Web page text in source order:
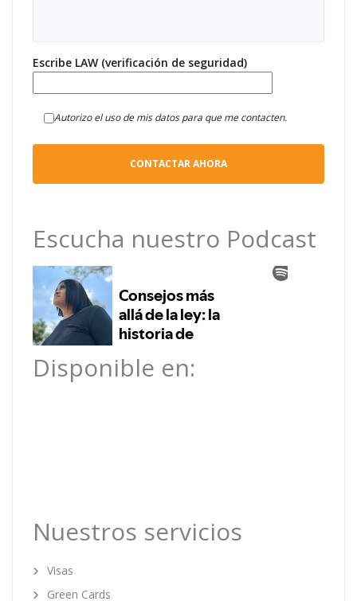
Escribe LAW (verificación de seguridad)
Autorizo el uso de mis datos para que me contacten.
Escucha nuestro Podcast
Disponible en:
Nuestros servicios
Visas
Green Cards